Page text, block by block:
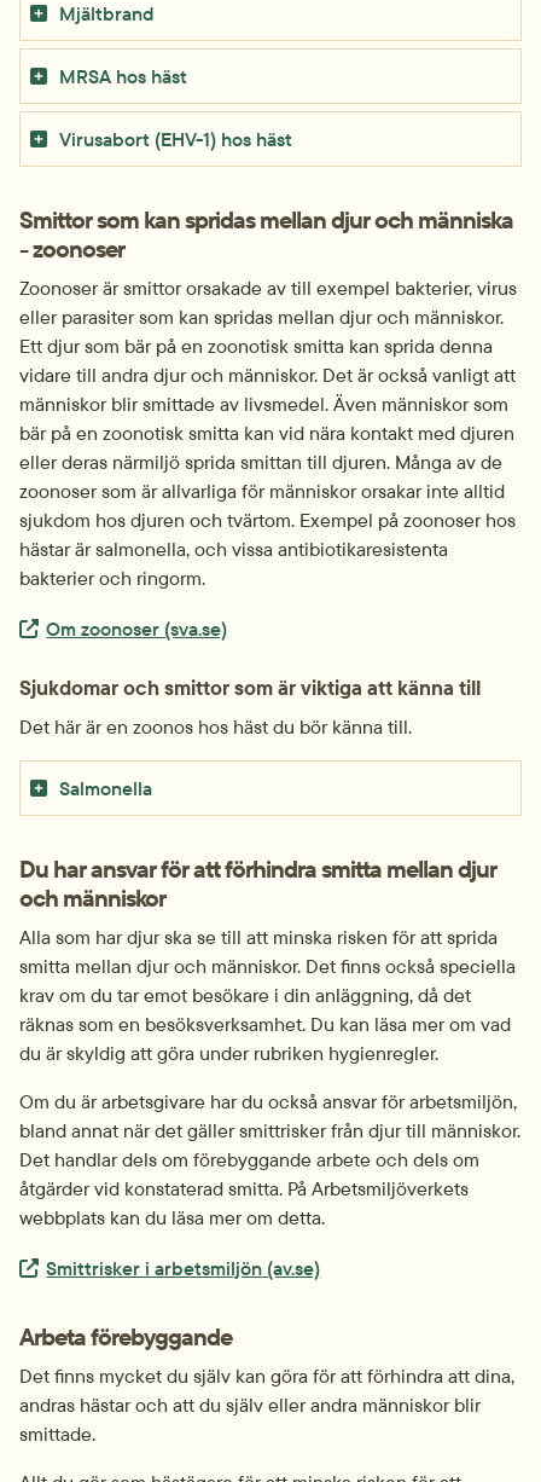
Mjältbrand
MRSA hos häst
Virusabort (EHV-1) hos häst
Smittor som kan spridas mellan djur och människa
- zoonoser
Zoonoser är smittor orsakade av till exempel bakterier, virus
eller parasiter som kan spridas mellan djur och människor.
Ett djur som bär på en zoonotisk smitta kan sprida denna
vidare till andra djur och människor. Det är också vanligt att
människor blir smittade av livsmedel. Även människor som
bär på en zoonotisk smitta kan vid nära kontakt med djuren
eller deras närmiljö sprida smittan till djuren. Många av de
zoonoser som är allvarliga för människor orsakar inte alltid
sjukdom hos djuren och tvärtom. Exempel på zoonoser hos
hästar är salmonella, och vissa antibiotika­resistenta
bakterier och ringorm.
Extern länk.
Om zoonoser (sva.se)
Sjukdomar och smittor som är viktiga att känna till
Det här är en zoonos hos häst du bör känna till.
Salmonella
Du har ansvar för att förhindra smitta mellan djur
och människor
Alla som har djur ska se till att minska risken för att sprida
smitta mellan djur och människor. Det finns också speciella
krav om du tar emot besökare i din anläggning, då det
räknas som en besöksverksamhet. Du kan läsa mer om vad
du är skyldig att göra under rubriken hygienregler.
Om du är arbetsgivare har du också ansvar för arbetsmiljön,
bland annat när det gäller smittrisker från djur till människor.
Det handlar dels om förebyggande arbete och dels om
åtgärder vid konstaterad smitta. På Arbetsmiljöverkets
webbplats kan du läsa mer om detta.
Extern länk.
Smittrisker i arbetsmiljön (av.se)
Arbeta förebyggande
Det finns mycket du själv kan göra för att förhindra att dina,
andras hästar och att du själv eller andra människor blir
smittade.